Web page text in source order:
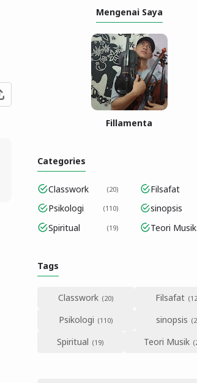
Mengenai Saya
Fillamenta
Categories
Classwork 20 Filsafat
Psikologi 110 sinopsis
Spiritual 19 Teori Musik
Tags
Classwork
Filsafat
Psikologi
sinopsis
Spiritual
Teori Musik